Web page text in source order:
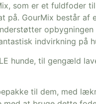
som er et
på. GourMix består
indvirkning på
hunde, til gengæld
til dem, med